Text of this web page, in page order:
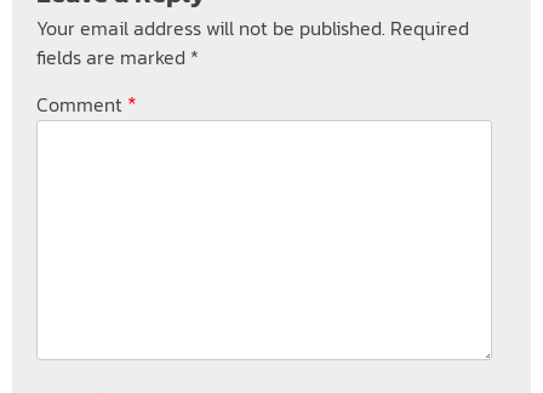
Your email address will not be published. Required
fields are marked *
Comment *